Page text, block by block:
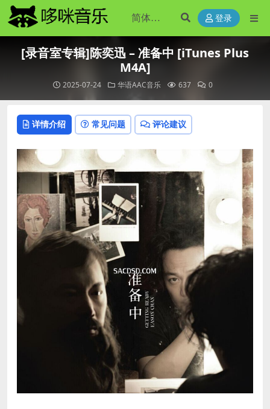
登录
[录音室专辑]陈奕迅 – 准备中 [iTunes Plus
M4A]
2025-07-24 华语AAC音乐 637 0
详情介绍 常见问题 评论建议